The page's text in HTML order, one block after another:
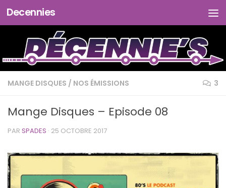
Skip to content
Decennies
MANGE DISQUES / NOS ÉMISSIONS 3
Mange Disques – Episode 08
PAR SPADES · 25 OCTOBRE 2017